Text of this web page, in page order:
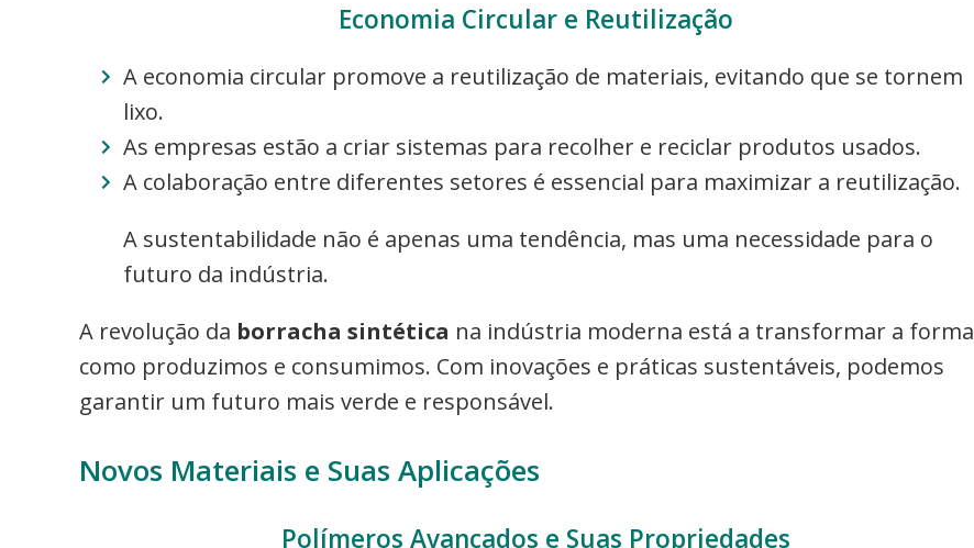
Economia Circular e Reutilização
A economia circular promove a reutilização de materiais, evitando que se tornem
lixo.
As empresas estão a criar sistemas para recolher e reciclar produtos usados.
A colaboração entre diferentes setores é essencial para maximizar a reutilização.
A sustentabilidade não é apenas uma tendência, mas uma necessidade para o
futuro da indústria.
A revolução da borracha sintética na indústria moderna está a transformar a forma
como produzimos e consumimos. Com inovações e práticas sustentáveis, podemos
garantir um futuro mais verde e responsável.
Novos Materiais e Suas Aplicações
Polímeros Avançados e Suas Propriedades